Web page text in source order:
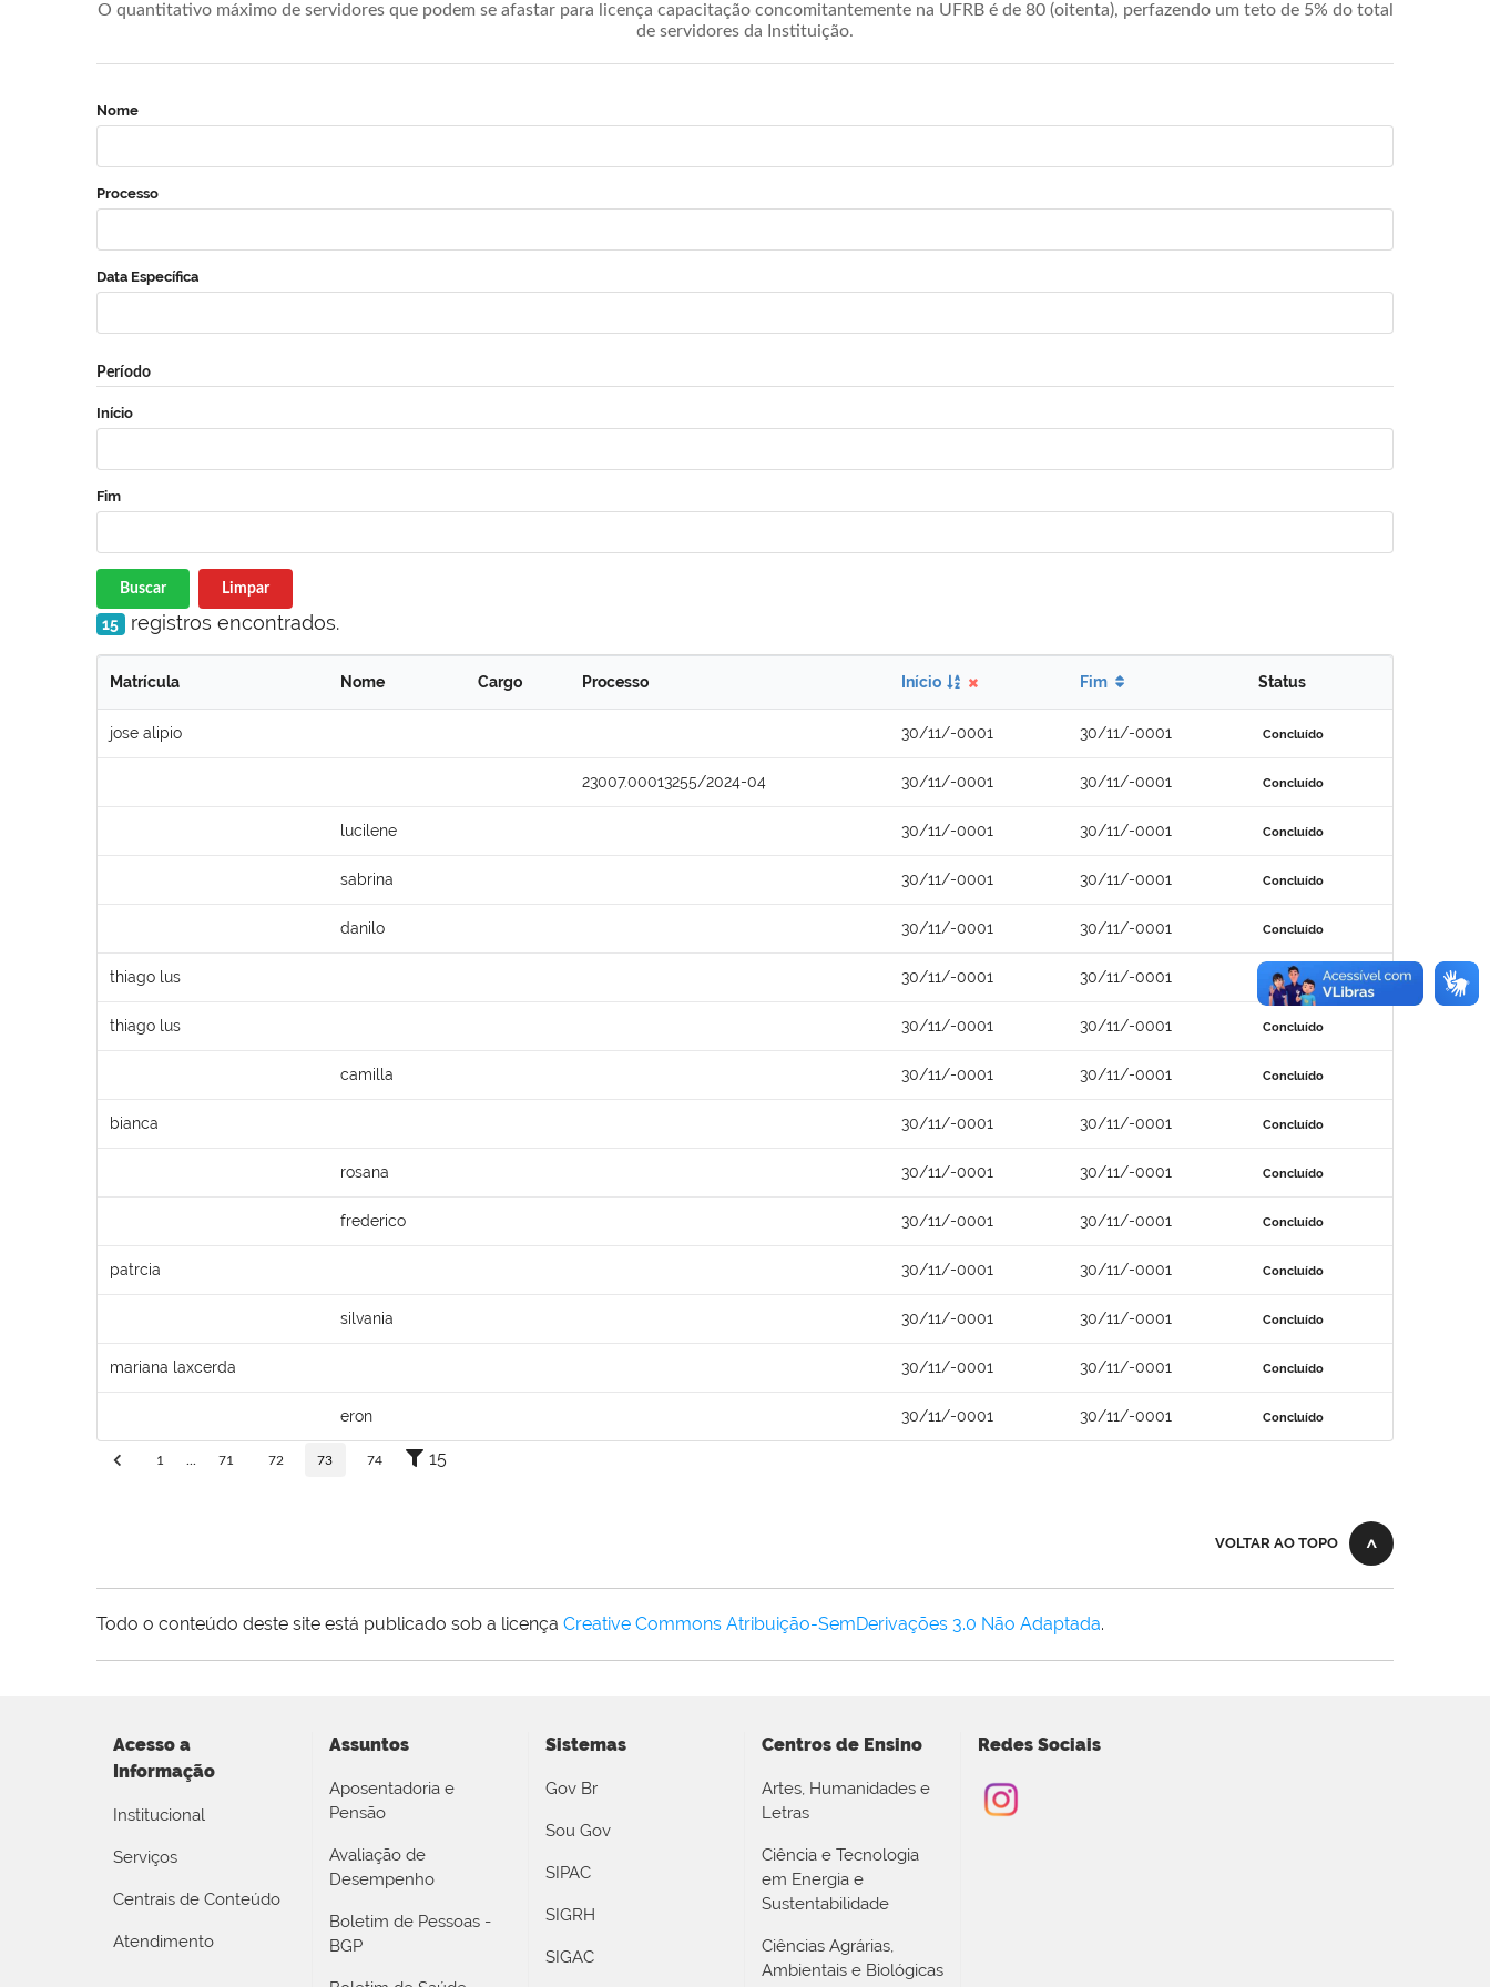
O quantitativo máximo de servidores que podem se afastar para licença capacitação concomitantemente na UFRB é de 80 (oitenta), perfazendo um teto de 5% do total
de servidores da Instituição.
Nome
Processo
Data Específica
Período
Início
Fim
Buscar Limpar
15 registros encontrados.
Matrícula Nome Cargo Processo Início Fim Status
jose alipio 30/11/-0001 30/11/-0001 Concluído
23007.00013255/2024-04 30/11/-0001 30/11/-0001 Concluído
lucilene 30/11/-0001 30/11/-0001 Concluído
sabrina 30/11/-0001 30/11/-0001 Concluído
danilo 30/11/-0001 30/11/-0001 Concluído
thiago lus 30/11/-0001 30/11/-0001 Concluído
thiago lus 30/11/-0001 30/11/-0001 Concluído
camilla 30/11/-0001 30/11/-0001 Concluído
bianca 30/11/-0001 30/11/-0001 Concluído
rosana 30/11/-0001 30/11/-0001 Concluído
frederico 30/11/-0001 30/11/-0001 Concluído
patrcia 30/11/-0001 30/11/-0001 Concluído
silvania 30/11/-0001 30/11/-0001 Concluído
mariana laxcerda 30/11/-0001 30/11/-0001 Concluído
eron 30/11/-0001 30/11/-0001 Concluído
1 71 72 73 74 15
VOLTAR AO TOPO
Todo o conteúdo deste site está publicado sob a licença Creative Commons Atribuição-SemDerivações 3.0 Não Adaptada.
Acesso a
Informação
Institucional
Serviços
Centrais de Conteúdo
Atendimento
Assuntos
Aposentadoria e
Pensão
Avaliação de
Desempenho
Boletim de Pessoas -
BGP
Sistemas
Gov Br
Sou Gov
SIPAC
SIGRH
SIGAC
Centros de Ensino
Artes, Humanidades e
Letras
Ciência e Tecnologia
em Energia e
Sustentabilidade
Ciências Agrárias,
Ambientais e Biológicas
Redes Sociais